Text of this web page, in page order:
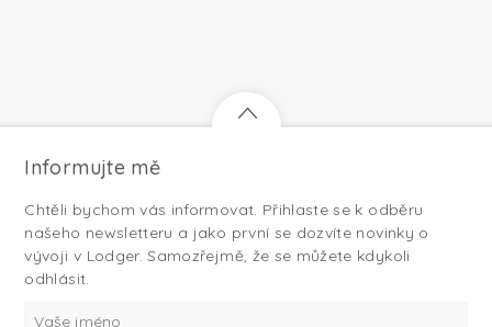
Informujte mě
Chtěli bychom vás informovat. Přihlaste se k odběru
našeho newsletteru a jako první se dozvíte novinky o
vývoji v Lodger. Samozřejmě, že se můžete kdykoli
odhlásit.